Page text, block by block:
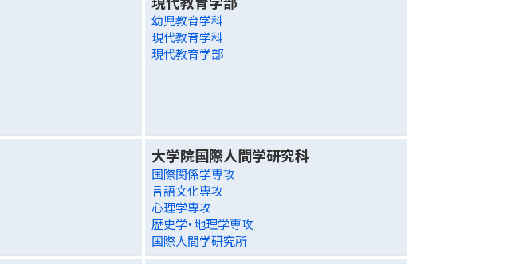
幼児教育学科
現代教育学科
現代教育学部
大学院国際人間学研究科
国際関係学専攻
言語文化専攻
心理学専攻
歴史学・地理学専攻
国際人間学研究所